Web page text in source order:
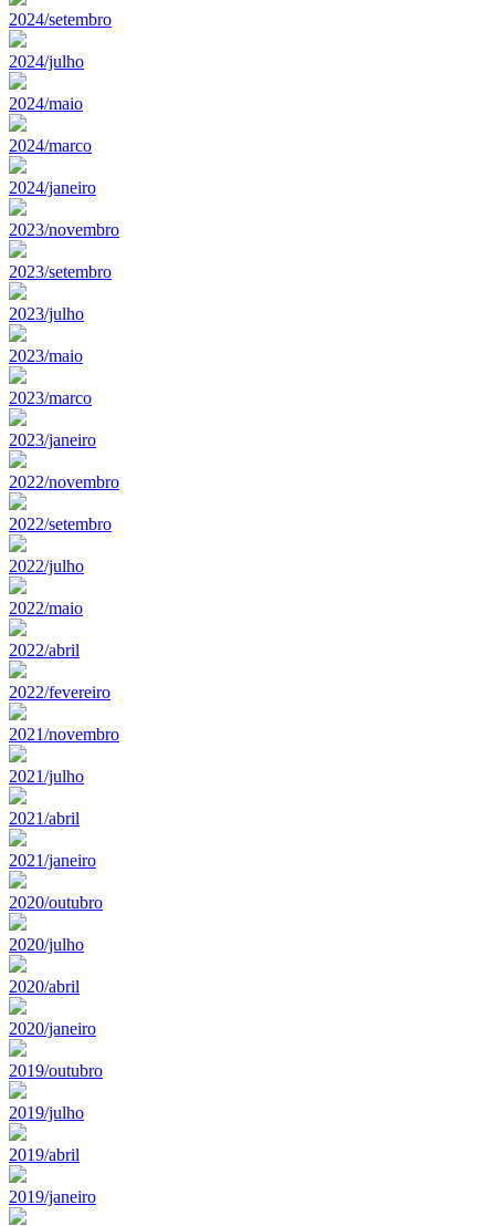
2024/setembro
2024/julho
2024/maio
2024/marco
2024/janeiro
2023/novembro
2023/setembro
2023/julho
2023/maio
2023/marco
2023/janeiro
2022/novembro
2022/setembro
2022/julho
2022/maio
2022/abril
2022/fevereiro
2021/novembro
2021/julho
2021/abril
2021/janeiro
2020/outubro
2020/julho
2020/abril
2020/janeiro
2019/outubro
2019/julho
2019/abril
2019/janeiro